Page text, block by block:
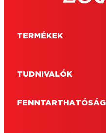
TERMÉKEK
TUDNIVALÓK
FENNTARTHATÓSÁG